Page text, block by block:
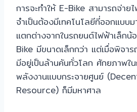
การจะทำให้ E-Bike สามารถจ่าย
จำเป็นต้องมีเทคโนโลยีที่ออกแบบม
แตกต่างจากในรถยนต์ไฟฟ้าเล็ก
Bike มีขนาดเล็กกว่า แต่เมื่อพิจา
มีอยู่เป็นล้านคันทั่วโลก ศักยภาพใ
พลังงานแบบกระจายศูนย์
Resource) ก็มีมหาศาล